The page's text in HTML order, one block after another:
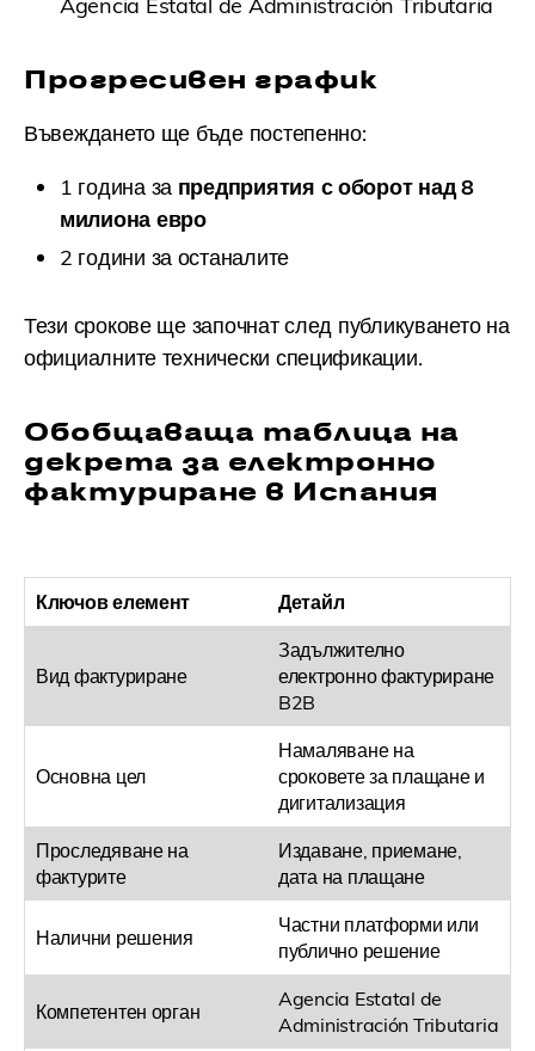
Прогресивен график
Въвеждането ще бъде постепенно:
1 година за предприятия с оборот над 8
милиона евро
2 години за останалите
Тези срокове ще започнат след публикуването на
официалните технически спецификации.
Обобщаваща таблица на
декрета за електронно
фактуриране в Испания
Ключов елемент Детайл
Вид фактуриране
Задължително
електронно фактуриране
B2B
Основна цел
Намаляване на
сроковете за плащане и
дигитализация
Проследяване на
фактурите
Издаване, приемане,
дата на плащане
Налични решения
Частни платформи или
публично решение
Компетентен орган
Agencia Estatal de
Administración Tributaria